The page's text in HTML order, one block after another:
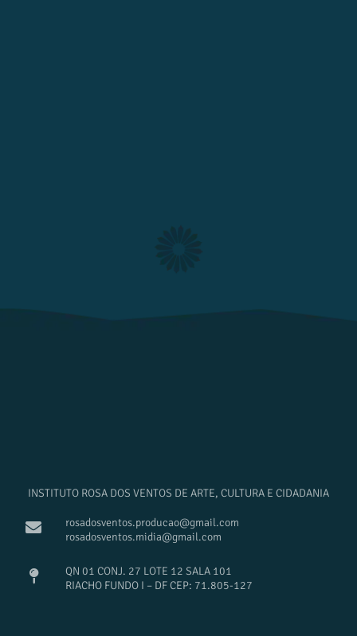
INSTITUTO ROSA DOS VENTOS DE ARTE, CULTURA E CIDADANIA
rosadosventos.producao@gmail.com
rosadosventos.midia@gmail.com
QN 01 CONJ. 27 LOTE 12 SALA 101
RIACHO FUNDO I – DF CEP: 71.805-127